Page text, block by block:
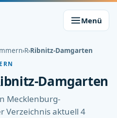
Menü
›R›Ribnitz-Damgarten
Damgarten
Mecklenburg-
Verzeichnis aktuell 4